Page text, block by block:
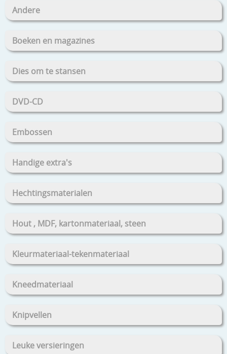
Andere
Boeken en magazines
Dies om te stansen
DVD-CD
Embossen
Handige extra's
Hechtingsmaterialen
Hout , MDF, kartonmateriaal, steen
Kleurmateriaal-tekenmateriaal
Kneedmateriaal
Knipvellen
Leuke versieringen